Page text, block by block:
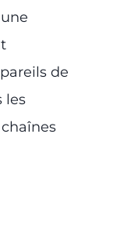
de
les